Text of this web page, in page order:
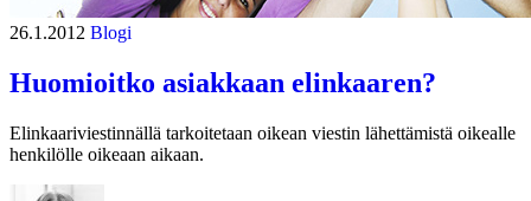
26.1.2012 Blogi
Huomioitko asiakkaan elinkaaren?
Elinkaariviestinnällä tarkoitetaan oikean viestin lähettämistä oikealle
henkilölle oikeaan aikaan.